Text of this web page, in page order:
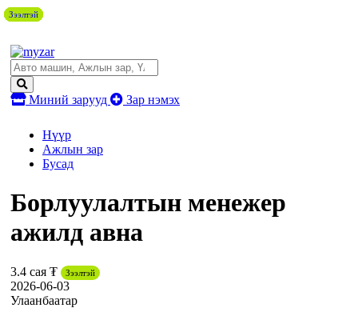
Миний зарууд Зар нэмэх
Нүүр
Ажлын зар
Бусад
Борлуулалтын менежер
ажилд авна
3.4 сая ₮ Зээлтэй
2026-06-03
Улаанбаатар
Зээлтэй
Зээлтэй
Зээлтэй
Зээлтэй
Зээлтэй